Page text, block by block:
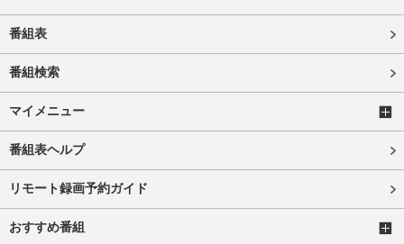
番組表
番組検索
マイメニュー
番組表ヘルプ
リモート録画予約ガイド
おすすめ番組